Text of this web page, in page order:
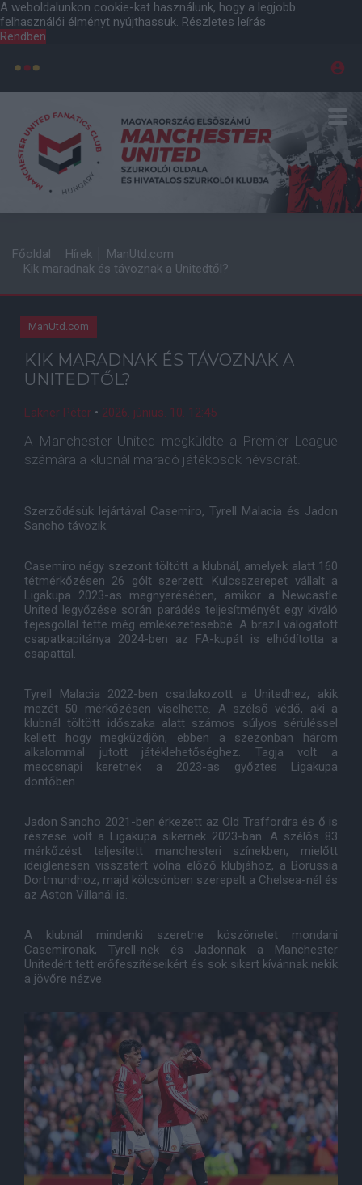
A weboldalunkon cookie-kat használunk, hogy a legjobb
felhasználói élményt nyújthassuk. Részletes leírás
Rendben
Főoldal Hírek
ManUtd.com
Kik maradnak és távoznak a Unitedtől?
ManUtd.com
KIK MARADNAK ÉS TÁVOZNAK A
UNITEDTŐL?
Lakner Péter • 2026. június. 10. 12:45
A Manchester United megküldte a Premier League
számára a klubnál maradó játékosok névsorát.
Szerződésük lejártával Casemiro, Tyrell Malacia és Jadon
Sancho távozik.
Casemiro négy szezont töltött a klubnál, amelyek alatt 160
tétmérkőzésen 26 gólt szerzett. Kulcsszerepet vállalt a
Ligakupa 2023-as megnyerésében, amikor a Newcastle
United legyőzése során parádés teljesítményét egy kiváló
fejesgóllal tette még emlékezetesebbé. A brazil válogatott
csapatkapitánya 2024-ben az FA-kupát is elhódította a
csapattal.
Tyrell Malacia 2022-ben csatlakozott a Unitedhez, akik
mezét 50 mérkőzésen viselhette. A szélső védő, aki a
klubnál töltött időszaka alatt számos súlyos sérüléssel
kellett hogy megküzdjön, ebben a szezonban három
alkalommal jutott játéklehetőséghez. Tagja volt a
meccsnapi keretnek a 2023-as győztes Ligakupa
döntőben.
Jadon Sancho 2021-ben érkezett az Old Traffordra és ő is
részese volt a Ligakupa sikernek 2023-ban. A szélős 83
mérkőzést teljesített manchesteri színekben, mielőtt
ideiglenesen visszatért volna előző klubjához, a Borussia
Dortmundhoz, majd kölcsönben szerepelt a Chelsea-nél és
az Aston Villanál is.
A klubnál mindenki szeretne köszönetet mondani
Casemironak, Tyrell-nek és Jadonnak a Manchester
Unitedért tett erőfeszítéseikért és sok sikert kívánnak nekik
a jövőre nézve.